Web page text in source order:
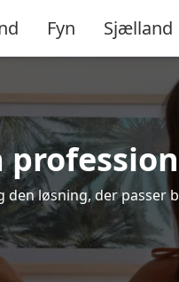
Fyn Sjælland
løsning, der passer